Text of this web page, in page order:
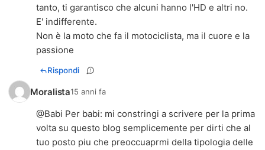
tanto, ti garantisco che alcuni hanno l'HD e altri no.
E' indifferente.
Non è la moto che fa il motociclista, ma il cuore e la
passione
Rispondi
Moralista15 anni fa
@Babi Per babi: mi constringi a scrivere per la prima
volta su questo blog semplicemente per dirti che al
tuo posto piu che preoccuaprmi della tipologia delle